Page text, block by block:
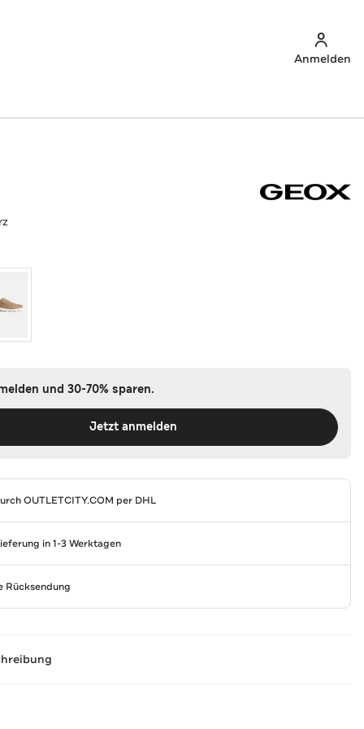
Anmelden
und 30-70% sparen.
Jetzt anmelden
OUTLETCITY.COM per DHL
in 1-3 Werktagen
Rücksendung